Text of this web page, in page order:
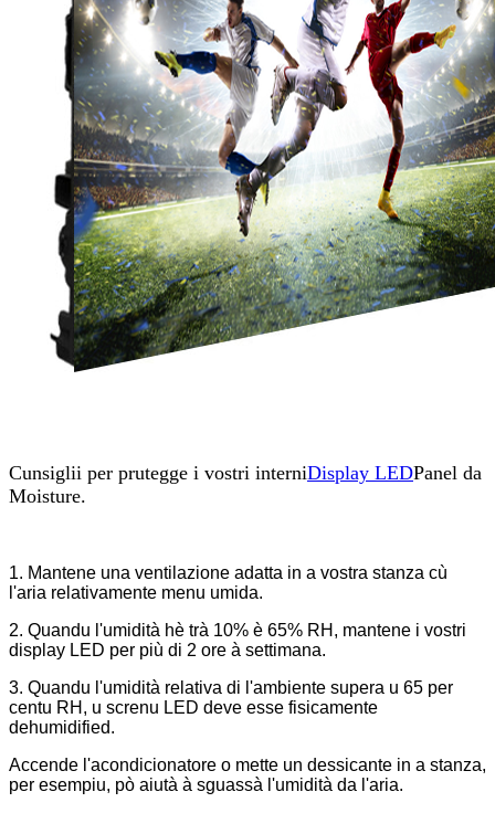
Cunsiglii per prutegge i vostri interniDisplay LEDPanel da
Moisture.
1. Mantene una ventilazione adatta in a vostra stanza cù
l'aria relativamente menu umida.
2. Quandu l'umidità hè trà 10% è 65% RH, mantene i vostri
display LED per più di 2 ore à settimana.
3. Quandu l'umidità relativa di l'ambiente supera u 65 per
centu RH, u screnu LED deve esse fisicamente
dehumidified.
Accende l'acondicionatore o mette un dessicante in a stanza,
per esempiu, pò aiutà à sguassà l'umidità da l'aria.